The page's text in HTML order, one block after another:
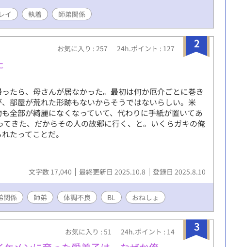
）、いやそれよりも少ないかもしれません。 軽いノリで
てるので、中身もいつもよりアホっぽいです。ぜひお気
お読み下さい。 ※一旦完結にしました。 ＊＊＊＊＊＊＊
＊＊＊＊＊＊＊＊＊＊＊ S彼/SM/玩具/カテーテル/調教/言
責め/尿道責め/膀胱責め/小スカ なおこちらは、上記傾向や
イが含まれます。 ご注意をお願いします。
イ 執着 師弟関係
2
お気に入り : 257 24h.ポイント : 127
たら、母さんが居なかった。最初は何か厄介ごとに巻き
部屋が荒れた形跡もないからそうではないらしい。米
全部が綺麗になくなっていて、代わりに手紙が置いてあ
きた、だからその人の故郷に行く、と。いくらガキの俺
たってことだ。
文字数 17,040 最終更新日 2025.10.8 登録日 2025.8.10
関係 師弟 体調不良 BL おねしょ
3
お気に入り : 51 24h.ポイント : 14